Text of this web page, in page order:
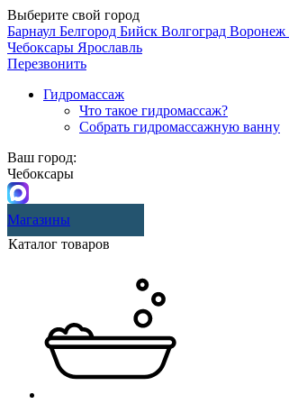
Выберите свой город
Барнаул Белгород Бийск Волгоград Воронеж
Чебоксары Ярославль
Перезвонить
Гидромассаж
Что такое гидромассаж?
Собрать гидромассажную ванну
Ваш город:
Чебоксары
Магазины
Каталог товаров